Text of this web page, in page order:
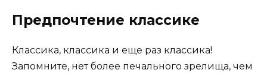
Предпочтение классике
Классика, классика и еще раз классика!
Запомните, нет более печального зрелища, чем